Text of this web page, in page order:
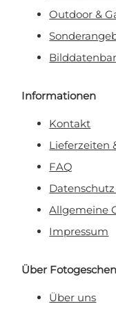
Outdoor &
Informationen
Kontakt
Lieferzeiten
FAQ
Datenschutz
Allgemeine
Impressum
Über
Über uns